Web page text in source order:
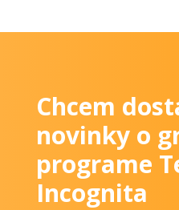
Chcem
novinky o
programe
Incognita